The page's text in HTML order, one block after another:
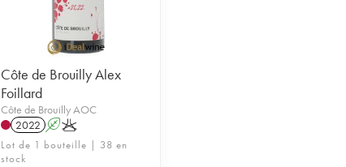
Côte de Brouilly Alex
Foillard
Côte de Brouilly AOC
2022 AK
Lot de 1 bouteille | 38 en
stock